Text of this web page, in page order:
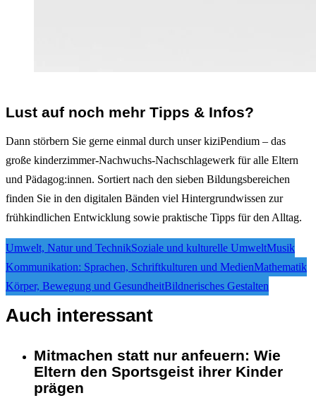
Lust auf noch mehr Tipps & Infos?
Dann störbern Sie gerne einmal durch unser kiziPendium – das
große kinderzimmer-Nachwuchs-Nachschlagewerk für alle Eltern
und Pädagog:innen. Sortiert nach den sieben Bildungsbereichen
finden Sie in den digitalen Bänden viel Hintergrundwissen zur
frühkindlichen Entwicklung sowie praktische Tipps für den Alltag.
Umwelt, Natur und TechnikSoziale und kulturelle UmweltMusik
Kommunikation: Sprachen, Schriftkulturen und MedienMathematik
Körper, Bewegung und GesundheitBildnerisches Gestalten
Auch interessant
Interagieren
Mitmachen statt nur anfeuern: Wie
Eltern den Sportsgeist ihrer Kinder
prägen